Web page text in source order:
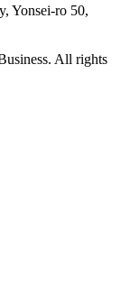
Yonsei-ro 50,
All rights